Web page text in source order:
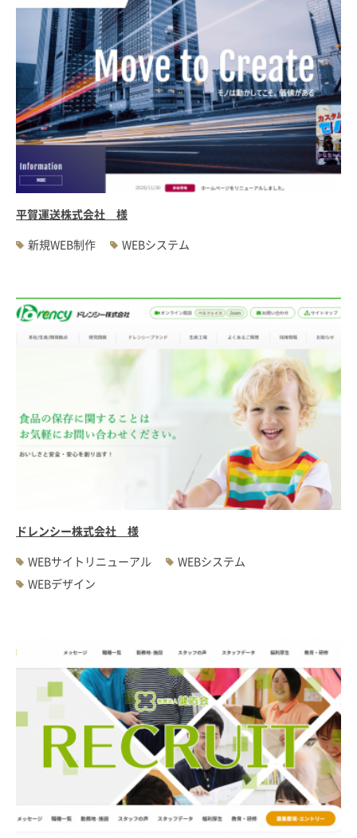
平賀運送株式会社 様
新規WEB制作
WEBシステム
ドレンシー株式会社 様
WEBサイトリニューアル
WEBシステム
WEBデザイン